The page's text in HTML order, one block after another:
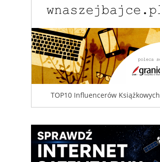
TOP10 Influencerów Książkowych